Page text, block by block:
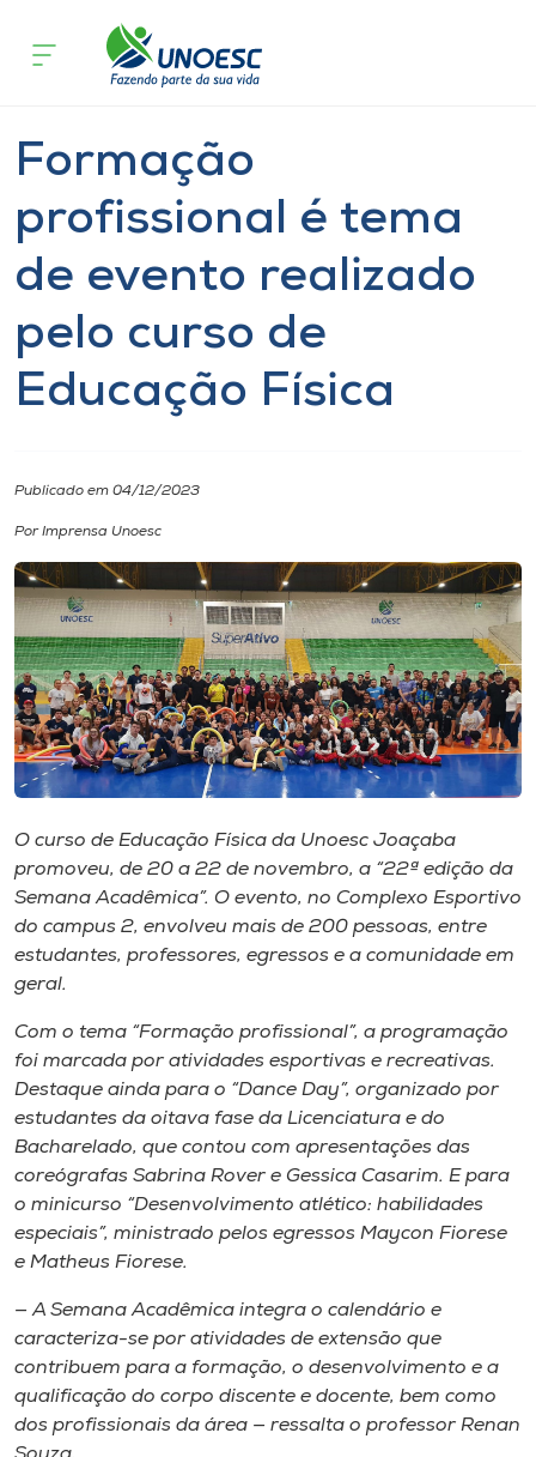
Cursos
Atendimento ao Estudante
Portal de Ensino
Internacionalização
I.nova
Diplomados
Cultura
CPA
Biblioteca
Editora
Museu
Unoesc
Store
Selecione
o idioma
A+
A-
Geral
Formação
profissional é tema
de evento realizado
pelo curso de
Educação Física
Publicado em 04/12/2023
Por Imprensa Unoesc
O curso de Educação Física da Unoesc Joaçaba
promoveu, de 20 a 22 de novembro, a “22ª edição da
Semana Acadêmica”. O evento, no Complexo Esportivo
do campus 2, envolveu mais de 200 pessoas, entre
estudantes, professores, egressos e a comunidade em
geral.
Com o tema “Formação profissional”, a programação
foi marcada por atividades esportivas e recreativas.
Destaque ainda para o “Dance Day”, organizado por
estudantes da oitava fase da Licenciatura e do
Bacharelado, que contou com apresentações das
coreógrafas Sabrina Rover e Gessica Casarim. E para
o minicurso “Desenvolvimento atlético: habilidades
especiais”, ministrado pelos egressos Maycon Fiorese
e Matheus Fiorese.
— A Semana Acadêmica integra o calendário e
caracteriza-se por atividades de extensão que
contribuem para a formação, o desenvolvimento e a
qualificação do corpo discente e docente, bem como
dos profissionais da área — ressalta o professor Renan